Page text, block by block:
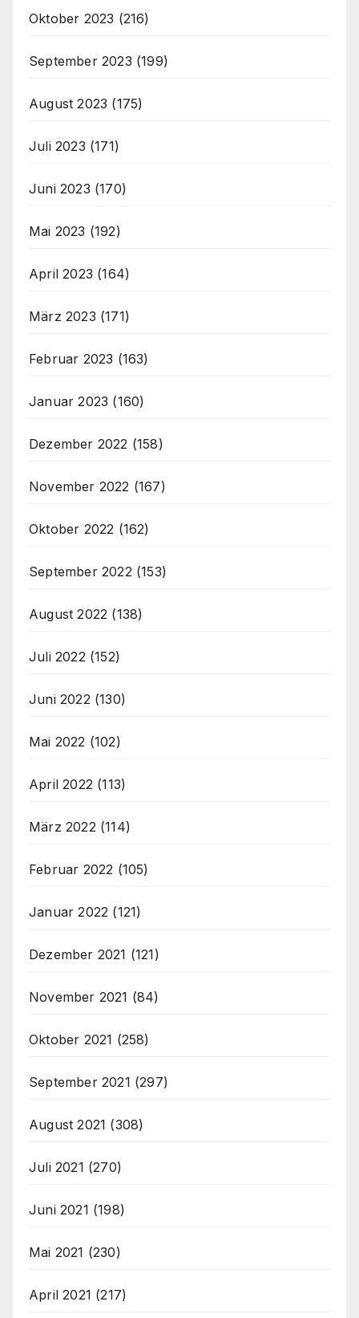
Oktober 2023 (216)
September 2023 (199)
August 2023 (175)
Juli 2023 (171)
Juni 2023 (170)
Mai 2023 (192)
April 2023 (164)
März 2023 (171)
Februar 2023 (163)
Januar 2023 (160)
Dezember 2022 (158)
November 2022 (167)
Oktober 2022 (162)
September 2022 (153)
August 2022 (138)
Juli 2022 (152)
Juni 2022 (130)
Mai 2022 (102)
April 2022 (113)
März 2022 (114)
Februar 2022 (105)
Januar 2022 (121)
Dezember 2021 (121)
November 2021 (84)
Oktober 2021 (258)
September 2021 (297)
August 2021 (308)
Juli 2021 (270)
Juni 2021 (198)
Mai 2021 (230)
April 2021 (217)